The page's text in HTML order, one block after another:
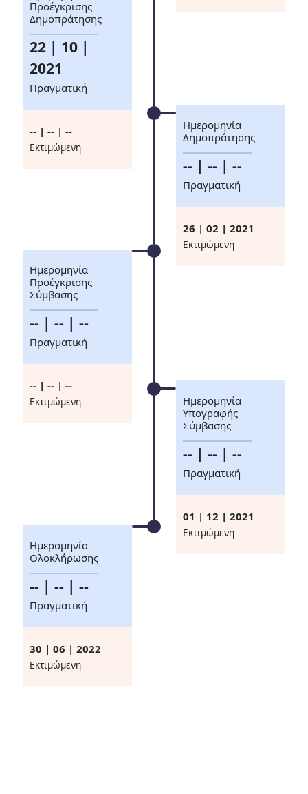
Προέγκρισης
Δημοπράτησης
22 | 10 |
2021
Πραγματική
-- | -- | --
Eκτιμώμενη
Ημερομηνία
Δημοπράτησης
-- | -- | --
Πραγματική
26 | 02 | 2021
Eκτιμώμενη
Ημερομηνία
Προέγκρισης
Σύμβασης
-- | -- | --
Πραγματική
-- | -- | --
Eκτιμώμενη
Ημερομηνία
Υπογραφής
Σύμβασης
-- | -- | --
Πραγματική
01 | 12 | 2021
Eκτιμώμενη
Ημερομηνία
Ολοκλήρωσης
-- | -- | --
Πραγματική
30 | 06 | 2022
Eκτιμώμενη